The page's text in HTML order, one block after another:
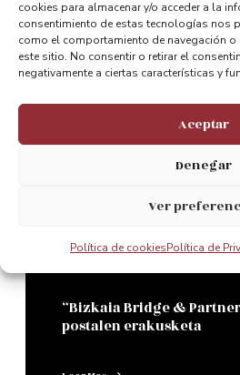
cookies para almacenar y/o acceder a la
consentimiento de estas tecnologías nos
como el comportamiento de navegación
este sitio. No consentir o retirar el
negativamente a ciertas características y
Aceptar
Denegar
Ver
Política de cookiesPolítica de
Paseos en velero por la ría
Leer Mas
“Bizkaia Bridge &
postalen erakusketa